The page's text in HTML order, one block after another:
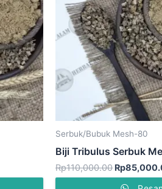
Serbuk/Bubuk Mesh-80
Biji Tribulus Serbuk
Rp110,000.00 Rp